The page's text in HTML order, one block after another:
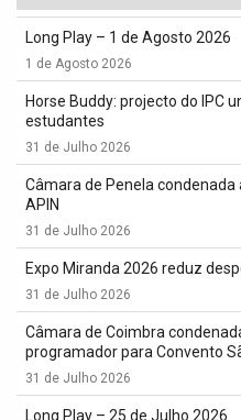
Long Play – 1 de Agosto 2026
1 de Agosto 2026
Horse Buddy: projecto do IPC
estudantes
31 de Julho 2026
Câmara de Penela
APIN
31 de Julho 2026
Expo Miranda 2026 reduz
31 de Julho 2026
Câmara de Coimbra
programador para Convento
31 de Julho 2026
Long Play – 25 de Julho 2026